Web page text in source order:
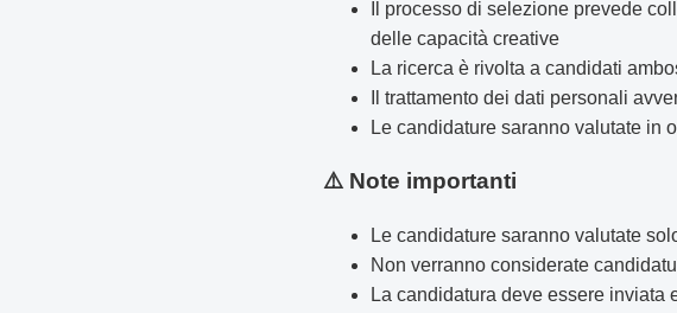
Il processo di selezione prevede
delle capacità creative
La ricerca è rivolta a candidati
Il trattamento dei dati personali
Le candidature saranno valutate in
⚠️ Note importanti
Le candidature saranno valutate
Non verranno considerate
La candidatura deve essere